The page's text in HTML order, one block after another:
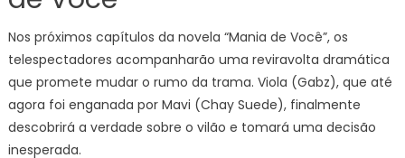
Nos próximos capítulos da novela “Mania de Você”, os
telespectadores acompanharão uma reviravolta dramática
que promete mudar o rumo da trama. Viola (Gabz), que até
agora foi enganada por Mavi (Chay Suede), finalmente
descobrirá a verdade sobre o vilão e tomará uma decisão
inesperada.